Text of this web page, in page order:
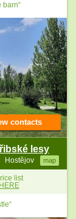
barn“
lesy
Hostějov map
contacts
list
HERE